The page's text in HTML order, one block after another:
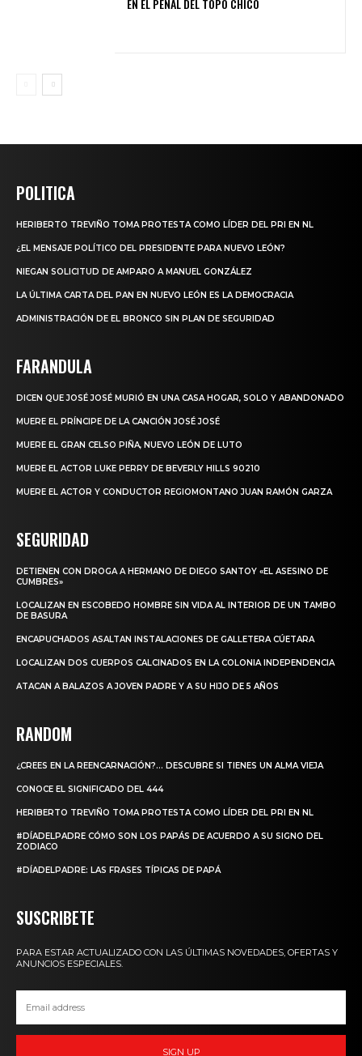
EN EL PENAL DEL TOPO CHICO
POLITICA
HERIBERTO TREVIÑO TOMA PROTESTA COMO LÍDER DEL PRI EN NL
¿EL MENSAJE POLÍTICO DEL PRESIDENTE PARA NUEVO LEÓN?
NIEGAN SOLICITUD DE AMPARO A MANUEL GONZÁLEZ
LA ÚLTIMA CARTA DEL PAN EN NUEVO LEÓN ES LA DEMOCRACIA
ADMINISTRACIÓN DE EL BRONCO SIN PLAN DE SEGURIDAD
FARANDULA
DICEN QUE JOSÉ JOSÉ MURIÓ EN UNA CASA HOGAR, SOLO Y ABANDONADO
MUERE EL PRÍNCIPE DE LA CANCIÓN JOSÉ JOSÉ
MUERE EL GRAN CELSO PIÑA, NUEVO LEÓN DE LUTO
MUERE EL ACTOR LUKE PERRY DE BEVERLY HILLS 90210
MUERE EL ACTOR Y CONDUCTOR REGIOMONTANO JUAN RAMÓN GARZA
SEGURIDAD
DETIENEN CON DROGA A HERMANO DE DIEGO SANTOY «EL ASESINO DE
CUMBRES»
LOCALIZAN EN ESCOBEDO HOMBRE SIN VIDA AL INTERIOR DE UN TAMBO
DE BASURA
ENCAPUCHADOS ASALTAN INSTALACIONES DE GALLETERA CÚETARA
LOCALIZAN DOS CUERPOS CALCINADOS EN LA COLONIA INDEPENDENCIA
ATACAN A BALAZOS A JOVEN PADRE Y A SU HIJO DE 5 AÑOS
RANDOM
¿CREES EN LA REENCARNACIÓN?… DESCUBRE SI TIENES UN ALMA VIEJA
CONOCE EL SIGNIFICADO DEL 444
HERIBERTO TREVIÑO TOMA PROTESTA COMO LÍDER DEL PRI EN NL
#DÍADELPADRE CÓMO SON LOS PAPÁS DE ACUERDO A SU SIGNO DEL
ZODIACO
#DÍADELPADRE: LAS FRASES TÍPICAS DE PAPÁ
SUSCRIBETE
PARA ESTAR ACTUALIZADO CON LAS ÚLTIMAS NOVEDADES, OFERTAS Y
ANUNCIOS ESPECIALES.
SIGN UP